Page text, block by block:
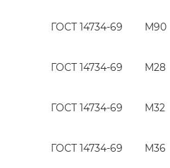
ГОСТ 14734-69 М90
ГОСТ 14734-69 М28
ГОСТ 14734-69 М32
ГОСТ 14734-69 М36